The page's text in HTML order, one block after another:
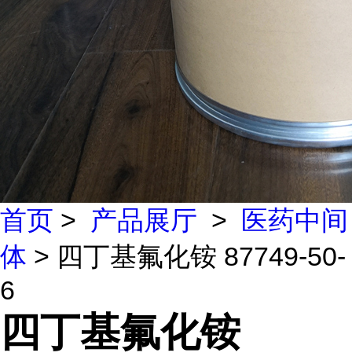
首页 > 产品展厅 >
医药中间
体 > 四丁基氟化铵 87749-50-
6
四丁基氟化铵